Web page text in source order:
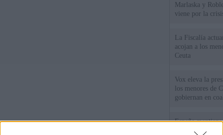
Marlaska y
viene por la
La Fiscalía
acojan a los
Ceuta
Vox eleva la
los menores de
gobiernan en
España
coordinación